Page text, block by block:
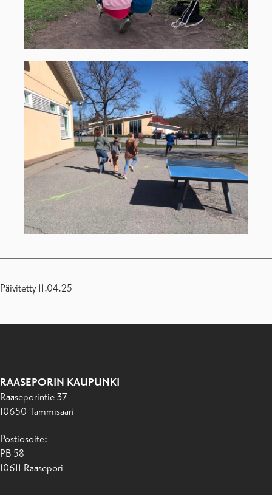
Päivitetty 11.04.25
RAASEPORIN KAUPUNKI
Raaseporintie 37
10650 Tammisaari
Postiosoite:
PB 58
10611 Raasepori